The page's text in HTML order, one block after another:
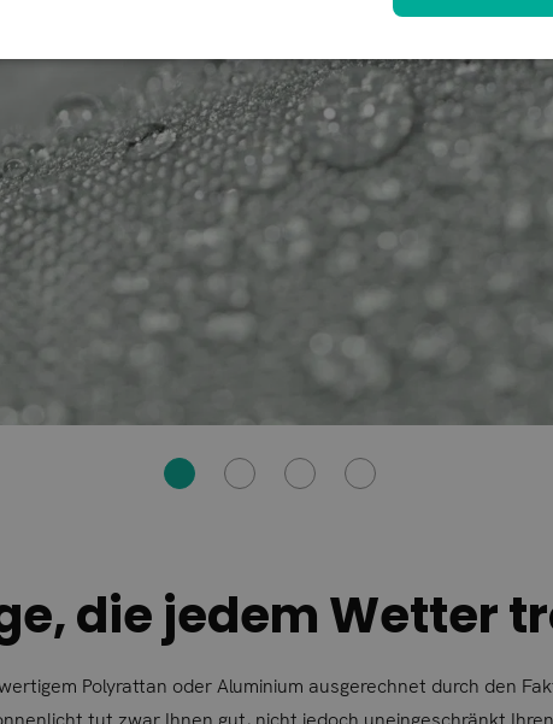
die jedem Wetter
Polyrattan oder Aluminium ausgerechnet durch den